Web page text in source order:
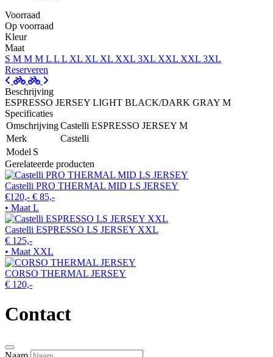
Voorraad
Op voorraad
Kleur
Maat
S M M M L L L XL XL XL XXL 3XL XXL XXL 3XL
Reserveren
Beschrijving
ESPRESSO JERSEY LIGHT BLACK/DARK GRAY M
Specificaties
OmschrijvingCastelli ESPRESSO JERSEY M
Merk
Castelli
Model S
Gerelateerde producten
Castelli PRO THERMAL MID LS JERSEY
€120,- € 85,-
• Maat L
Castelli ESPRESSO LS JERSEY XXL
€ 125,-
• Maat XXL
CORSO THERMAL JERSEY
€ 120,-
Contact